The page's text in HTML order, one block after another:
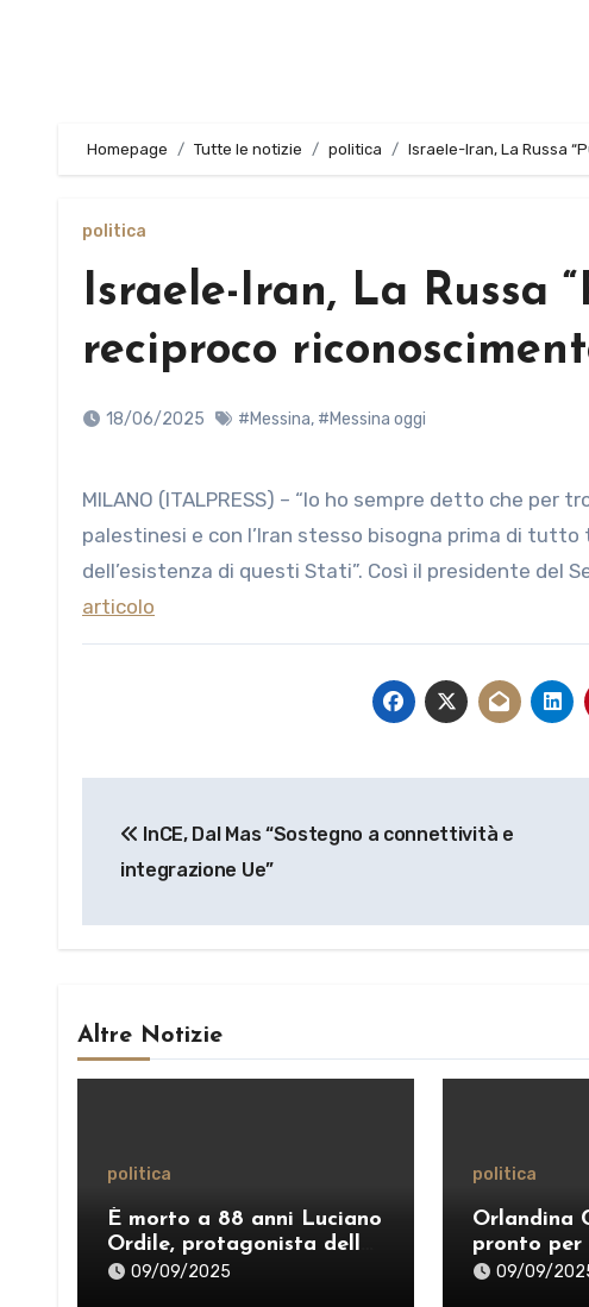
Homepage Tutte le notizie politica Israele-Iran, La Russa
politica
Israele-Iran, La Russa
reciproco
18/06/2025 #Messina, #Messina oggi
MILANO (ITALPRESS) – “Io ho sempre detto che per trovare una linea definitiva di pace in Medio Oriente, con i
palestinesi e con l’Iran stesso bisogna prima di
dell’esistenza di questi Stati”. Così il presidente del
articolo
articoli
InCE, Dal Mas “Sostegno a connettività e
integrazione Ue”
Altre Notizie
politica
È morto a 88 anni Luciano
Ordile, protagonista della
politica siciliana
09/09/2025
politica
Orlandina
pronto per
2025–26:
09/09/